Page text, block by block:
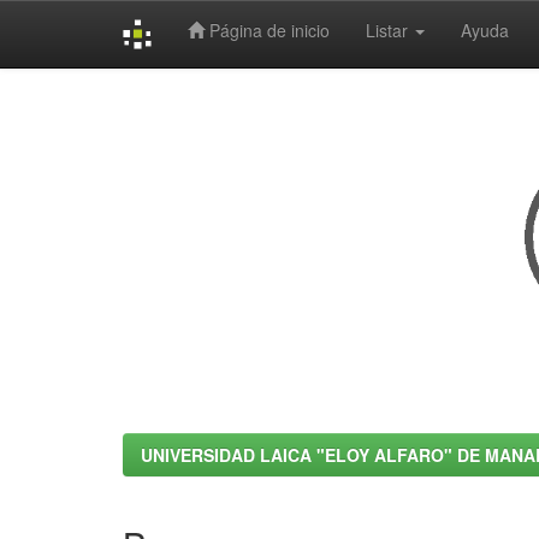
Página de inicio Listar Ayuda
UNIVERSIDAD LAICA "ELOY ALFARO" DE